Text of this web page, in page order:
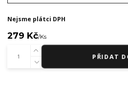
Nejsme plátci DPH
279 Kč/Ks
PŘIDAT